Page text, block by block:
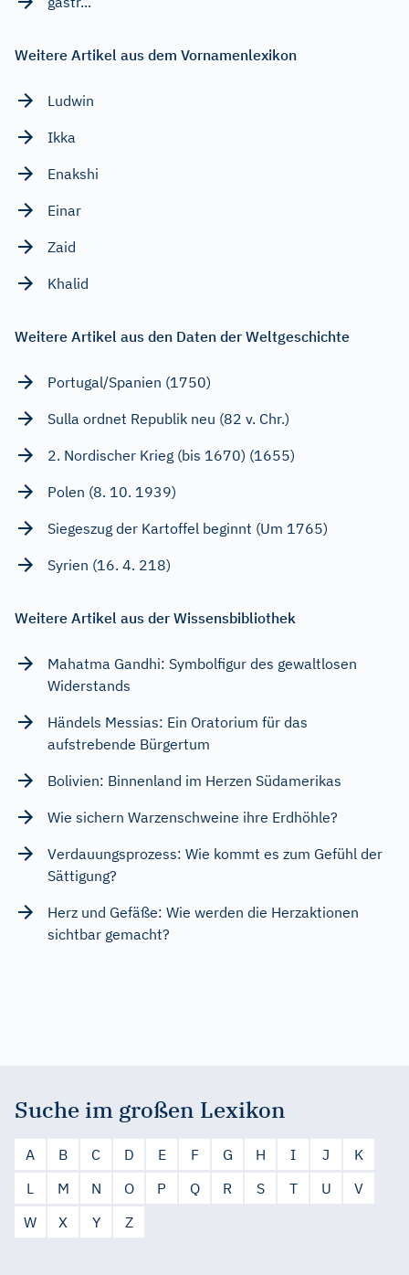
Weitere Artikel aus dem Vornamenlexikon
Ludwin
Ikka
Enakshi
Einar
Zaid
Khalid
Weitere Artikel aus den Daten der Weltgeschichte
Portugal/Spanien (1750)
Sulla ordnet Republik neu (82 v. Chr.)
2. Nordischer Krieg (bis 1670) (1655)
Polen (8. 10. 1939)
Siegeszug der Kartoffel beginnt (Um 1765)
Syrien (16. 4. 218)
Weitere Artikel aus der Wissensbibliothek
Mahatma Gandhi: Symbolfigur des gewaltlosen
Widerstands
Händels Messias: Ein Oratorium für das
aufstrebende Bürgertum
Bolivien: Binnenland im Herzen Südamerikas
Wie sichern Warzenschweine ihre Erdhöhle?
Verdauungsprozess: Wie kommt es zum Gefühl der
Sättigung?
Herz und Gefäße: Wie werden die Herzaktionen
sichtbar gemacht?
Suche im großen Lexikon
A B C D E F G H I J
K
L
M N O P Q R S T U
V
W
X Y Z